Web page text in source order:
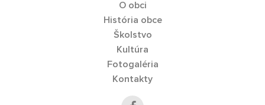
O obci
História obce
Školstvo
Kultúra
Fotogaléria
Kontakty